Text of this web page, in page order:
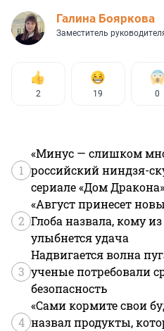
Галина Бояркова
Заместитель
2 19 0
1
«Минус — слишком
российский ниндзя-
сериале «Дом
2
«Август принесет
Глоба назвала, кому
улыбнется удача
3
Надвигается волна
ученые потребовали
безопасность
4
«Сами кормите свои
назвал продукты,